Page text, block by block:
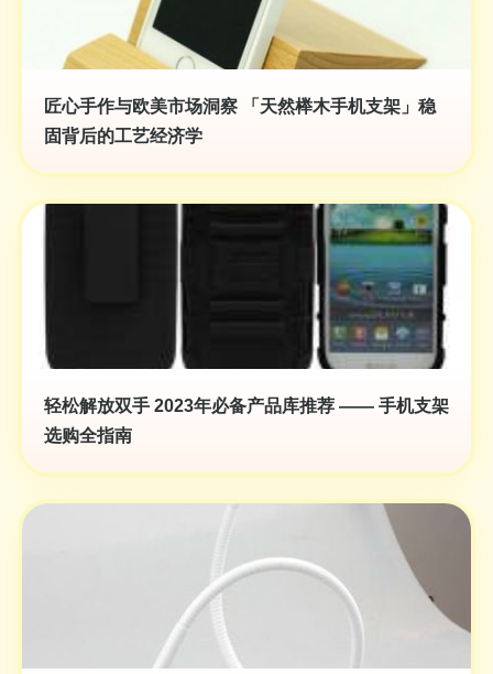
匠心手作与欧美市场洞察 「天然榉木手机支架」稳
固背后的工艺经济学
轻松解放双手 2023年必备产品库推荐 —— 手机支架
选购全指南